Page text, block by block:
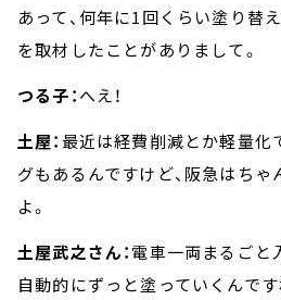
あって、何年に1回くらい塗り替
を取材したことがありまして。
つる子：へえ！
土屋： 最近は経費削減とか軽量化
グもあるんですけど、阪急はち
よ。
土屋武之さん：電車一両まるごと
自動的にずっと塗っていくんです